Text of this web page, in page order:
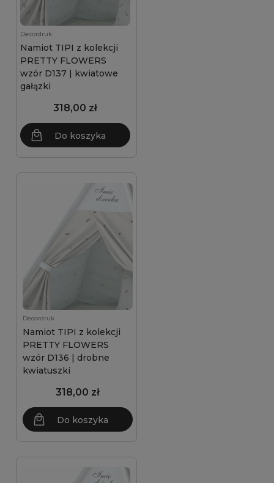
Decordruk
Namiot TIPI z kolekcji
PRETTY FLOWERS
wzór D137 | kwiatowe
gałązki
318,00 zł
Do koszyka
Decordruk
Namiot TIPI z kolekcji
PRETTY FLOWERS
wzór D136 | drobne
kwiatuszki
318,00 zł
Do koszyka